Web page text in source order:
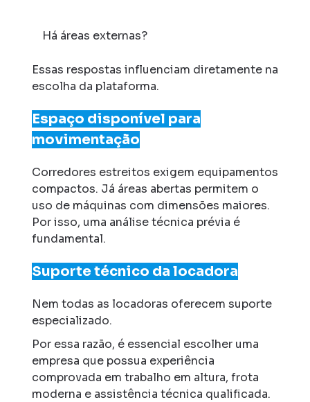
Há áreas externas?
Essas respostas influenciam diretamente na
escolha da plataforma.
Espaço disponível para
movimentação
Corredores estreitos exigem equipamentos
compactos. Já áreas abertas permitem o
uso de máquinas com dimensões maiores.
Por isso, uma análise técnica prévia é
fundamental.
Suporte técnico da locadora
Nem todas as locadoras oferecem suporte
especializado.
Por essa razão, é essencial escolher uma
empresa que possua experiência
comprovada em trabalho em altura, frota
moderna e assistência técnica qualificada.